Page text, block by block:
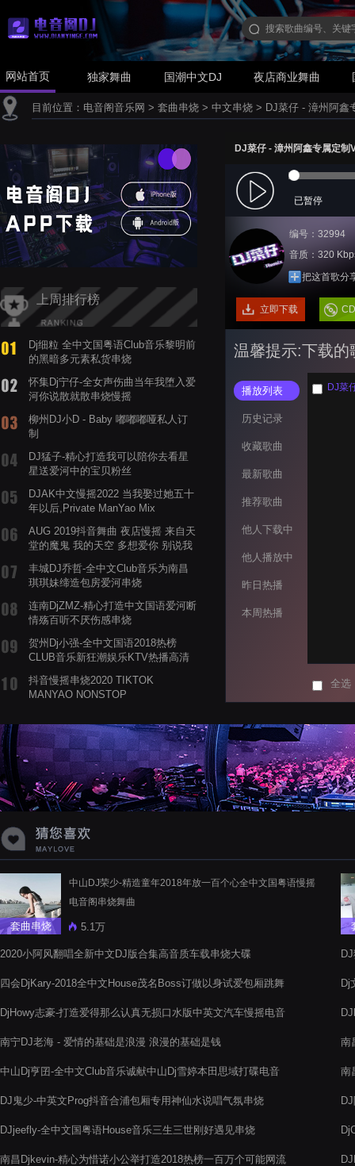
网站首页 独家舞曲 国潮中文DJ 夜店商业舞曲
目前位置： 电音阁音乐网 > 套曲串烧 > 中文串烧 > DJ菜仔 - 漳州阿鑫
上周排行榜
Dj细粒 全中文国粤语Club音乐黎明前
的黑暗多元素私货串烧
怀集Dj宁仔-全女声伤曲当年我堕入爱
河你说散就散串烧慢摇
柳州DJ小D - Baby 嘟嘟嘟哑私人订
制
DJ猛子-精心打造我可以陪你去看星
星送爱河中的宝贝粉丝
DJAK中文慢摇2022 当我娶过她五十
年以后,Private ManYao Mix
AUG 2019抖音舞曲 夜店慢摇 来自天
堂的魔鬼 我的天空 多想爱你 别说我
丰城DJ乔哲-全中文Club音乐为南昌
琪琪妹缔造包房爱河串烧
连南DjZMZ-精心打造中文国语爱河断
情殇百听不厌伤感串烧
贺州Dj小强-全中文国语2018热榜
CLUB音乐新狂潮娱乐KTV热播高清
抖音慢摇串烧2020 TIKTOK
MANYAO NONSTOP
蝉爸爸妈妈爱存在夏天的风是想你的
声音啊
DJ菜仔 - 漳州阿鑫专属定制
已暂停
编号：32994
音质：320
把这首歌分
立即下载
温馨提示:下载的
播放列表
历史记录
收藏歌曲
最新歌曲
推荐歌曲
他人下载中
他人播放中
昨日热播
本周热播
DJ菜
全选
套曲串烧
中山DJ荣少-精造童年2018年放一百个心全中文国粤语慢摇
电音阁串烧舞曲
5.1万
2020小阿风翻唱全新中文DJ版合集高音质车载串烧大碟
四会DjKary-2018全中文House茂名Boss订做以身试爱包厢跳舞
DjHowy志豪-打造爱得那么认真无损口水版中英文汽车慢摇电音
南宁DJ老海 - 爱情的基础是浪漫 浪漫的基础是钱
中山Dj亨囝-全中文Club音乐诚献中山Dj雪婷本田思域打碟电音
DJ鬼少-中英文Prog抖音合浦包厢专用神仙水说唱气氛串烧
DJjeefly-全中文国粤语House音乐三生三世刚好遇见串烧
南昌Djkevin-精心为惜诺小公举打造2018热榜一百万个可能网流
Dj
南
南